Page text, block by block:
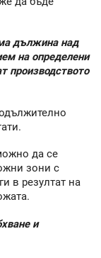
дължина над
на определени
производството
да се
зони с
в резултат на
и